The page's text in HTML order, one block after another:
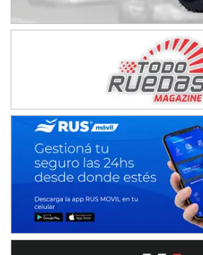
Juan Navarro (Asfalto)
COBERTURA ESPECIAL DE E-KART.COM.AR
Ramiro Tot (Asfalto)
Baradero (Buenos Aires)
KDO - F6
Ciudad de Trenque Lauquen (Asfalto)
Trenque Lauquen (Buenos Aires)
ENTRERRIANO - F6 (POSTERGADA)
Parque de la Velocidad (Asfalto)
Villaguay (Entre Ríos)